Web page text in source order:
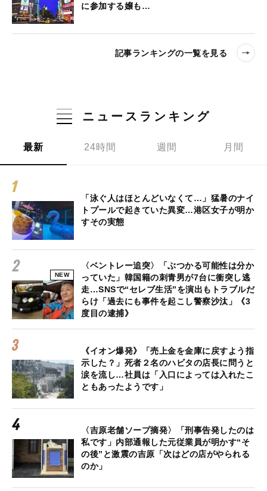
に参加する嬢も…
記事ランキングの一覧を見る
ニュースランキング
最新 24時間 週間 月間
「泳ぐ人はほとんどいなくて…」猛暑のナイ
トプールで起きていた異変…港区女子が明か
すその実態
NEW
〈ベントレー追突〉「ぶつかる可能性は分か
っていた」韓国籍の刺青男が7台に衝突し逃
走…SNSで“セレブ生活”を演出もトラブルだ
らけ「過去にも事件を起こし警察沙汰」《3
度目の逮捕》
《イオン爆発》「売上金を金庫に戻すよう指
示した？」死者２名のハビタの店長に問うと
涙を流し…社員は「入口によっては入れたこ
ともあったようです」
〈吉原老舗ソープ摘発〉「刑事告発したのは
私です」内部通報した元従業員が明かす“そ
の後”と激震の吉原「次はどの店がやられる
のか」